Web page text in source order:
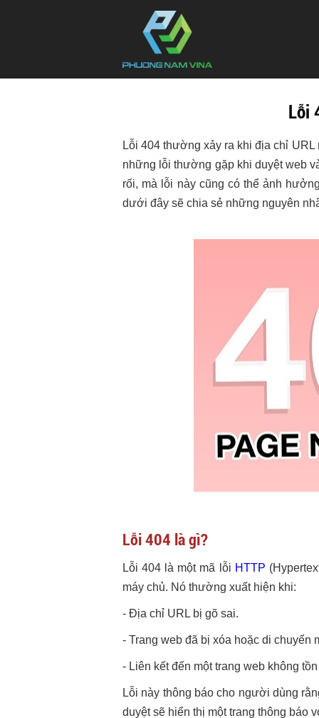
Lỗi
Lỗi 404 thường xảy ra khi địa chỉ
những lỗi thường gặp khi duyệt web
rối, mà lỗi này cũng có thể ảnh
dưới đây sẽ chia sẻ những nguyên
Lỗi 404 là gì?
Lỗi 404 là một mã lỗi HTTP
máy chủ. Nó thường xuất hiện khi:
- Địa chỉ URL bị gõ sai.
- Trang web đã bị xóa hoặc di
- Liên kết đến một trang web không
Lỗi này thông báo cho người dùng
duyệt sẽ hiển thị một trang thông báo